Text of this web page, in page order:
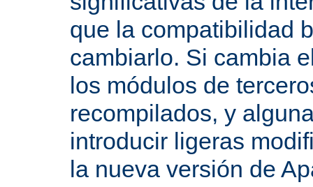
que la compatibilidad
cambiarlo. Si cambia
los módulos de
recompilados, y
introducir ligeras
la nueva versión de